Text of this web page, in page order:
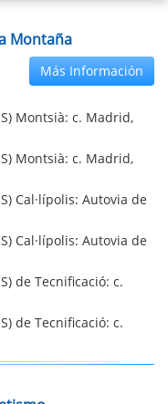
Montaña
Más Información
Montsià: c. Madrid,
Montsià: c. Madrid,
Cal·lípolis: Autovia de
Cal·lípolis: Autovia de
de Tecnificació: c.
de Tecnificació: c.